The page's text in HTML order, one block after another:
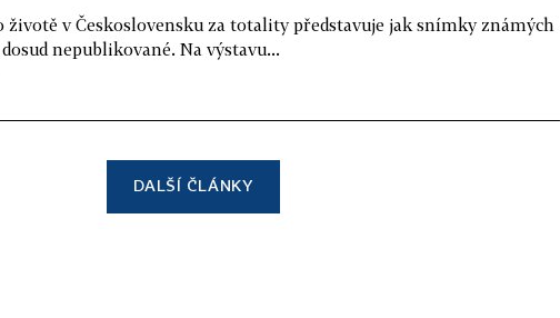
životě v Československu za totality představuje jak snímky známých
nepublikované. Na výstavu...
DALŠÍ ČLÁNKY